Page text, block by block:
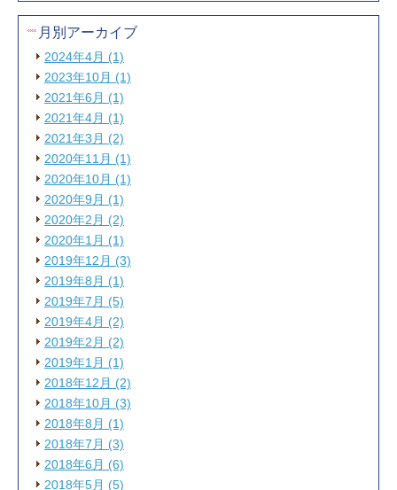
月別アーカイブ
2024年4月 (1)
2023年10月 (1)
2021年6月 (1)
2021年4月 (1)
2021年3月 (2)
2020年11月 (1)
2020年10月 (1)
2020年9月 (1)
2020年2月 (2)
2020年1月 (1)
2019年12月 (3)
2019年8月 (1)
2019年7月 (5)
2019年4月 (2)
2019年2月 (2)
2019年1月 (1)
2018年12月 (2)
2018年10月 (3)
2018年8月 (1)
2018年7月 (3)
2018年6月 (6)
2018年5月 (5)